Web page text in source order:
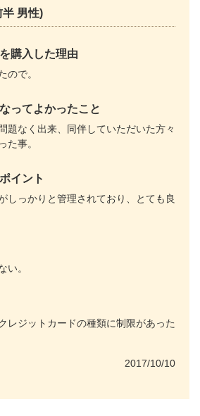
半 男性)
購入した理由
ので。
ってよかったこと
題なく出来、同伴していただいた方々
た事。
イント
しっかりと管理されており、とても良
い。
レジットカードの種類に制限があった
2017/10/10